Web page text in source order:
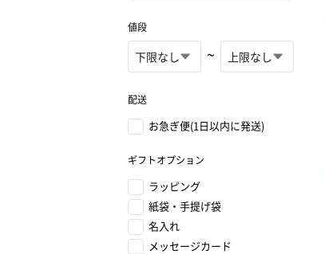
値段
~
配送
お急ぎ便(1日以内に発送)
ギフトオプション
ラッピング
紙袋・手提げ袋
名入れ
メッセージカード